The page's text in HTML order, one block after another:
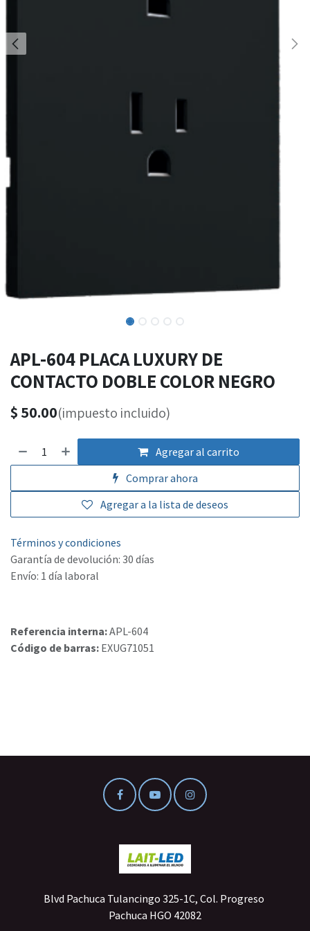
APL-604 PLACA LUXURY DE
CONTACTO DOBLE COLOR NEGRO
$ 50.00(impuesto incluido)
Agregar al carrito
Comprar ahora
Agregar a la lista de deseos
Términos y condiciones
Garantía de devolución: 30 días
Envío: 1 día laboral
Referencia interna:APL-604
Código de barras: EXUG71051
Blvd Pachuca Tulancingo 325-1C, Col. Progreso
Pachuca HGO 42082